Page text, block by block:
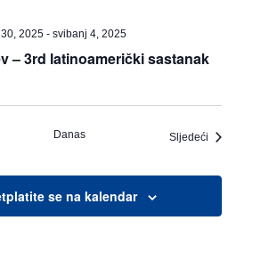
2025 -svibanj 4, 2025
– 3rd latinoamerički sastanak
Danas SljedećiDogađaj
se na kalendar